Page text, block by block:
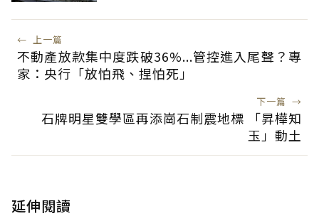
← 上一篇
不動產放款集中度跌破36%...管控進入尾聲？專
家：央行「放怕飛、捏怕死」
下一篇 →
石牌明星雙學區再添崗石制震地標 「昇樺知
玉」動土
延伸閱讀